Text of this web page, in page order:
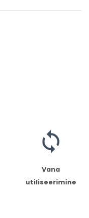
Vana
utiliseerimine